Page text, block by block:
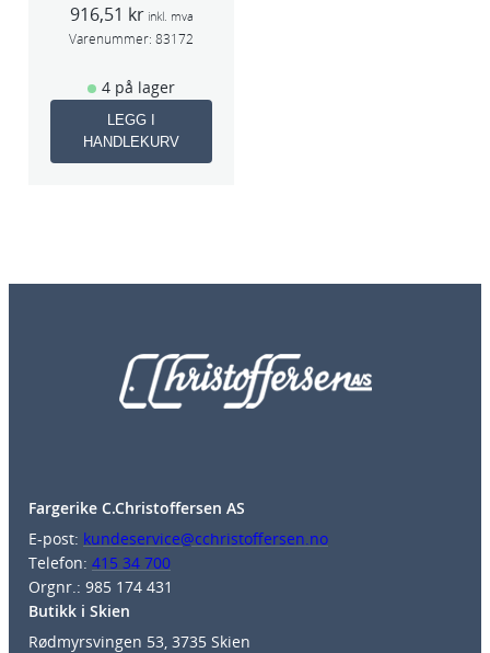
50663
916,51 kr inkl. mva
Varenummer: 83172
4 på lager
LEGG I
HANDLEKURV
Fargerike C.Christoffersen AS
E-post: kundeservice@cchristoffersen.no
Telefon: 415 34 700
Orgnr.: 985 174 431
Butikk i Skien
Rødmyrsvingen 53, 3735 Skien